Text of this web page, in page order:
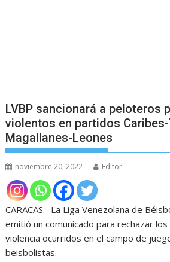
LVBP sancionará a peloteros
violentos en partidos
Magallanes-Leones
noviembre 20, 2022 Editor
CARACAS.- La Liga Venezolana de
emitió un comunicado para rechazar
violencia ocurridos en el campo de
beisbolistas.